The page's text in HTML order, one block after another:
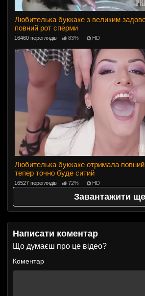
Любителька буккаке з великим
повний рот сперми
16460 переглядів 83% HD
Любителька буккаке отримала повний
тепер точно буде ситий
16527 переглядів 72% HD
Завантажити ще
Написати коментар
Що думаєш про це відео?
Коментар